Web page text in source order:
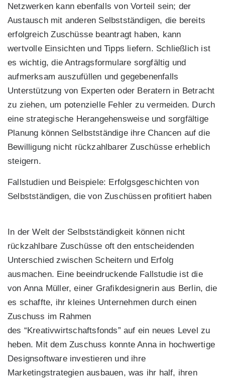
Netzwerken kann ebenfalls von Vorteil sein; der
Austausch mit anderen Selbstständigen, die bereits
erfolgreich Zuschüsse beantragt haben, kann
wertvolle Einsichten und Tipps liefern. Schließlich ist
es wichtig, die Antragsformulare sorgfältig und
aufmerksam auszufüllen und gegebenenfalls
Unterstützung von Experten oder Beratern in Betracht
zu ziehen, um potenzielle Fehler zu vermeiden. Durch
eine strategische Herangehensweise und sorgfältige
Planung können Selbstständige ihre Chancen auf die
Bewilligung nicht rückzahlbarer Zuschüsse erheblich
steigern.
Fallstudien und Beispiele: Erfolgsgeschichten von
Selbstständigen, die von Zuschüssen profitiert haben
In der Welt der Selbstständigkeit können nicht
rückzahlbare Zuschüsse oft den entscheidenden
Unterschied zwischen Scheitern und Erfolg
ausmachen. Eine beeindruckende Fallstudie ist die
von Anna Müller, einer Grafikdesignerin aus Berlin, die
es schaffte, ihr kleines Unternehmen durch einen
Zuschuss im Rahmen
des “Kreativwirtschaftsfonds” auf ein neues Level zu
heben. Mit dem Zuschuss konnte Anna in hochwertige
Designsoftware investieren und ihre
Marketingstrategien ausbauen, was ihr half, ihren